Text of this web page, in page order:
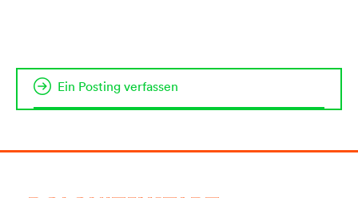
Ein Posting verfassen